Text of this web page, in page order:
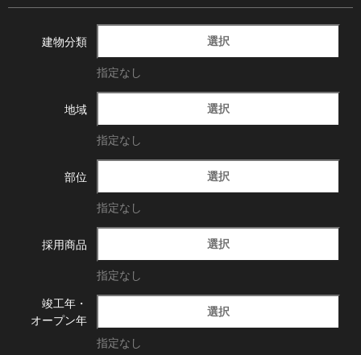
建物分類 選択
指定なし
地域 選択
指定なし
部位 選択
指定なし
採用商品 選択
指定なし
竣工年・
オープン年
選択
指定なし